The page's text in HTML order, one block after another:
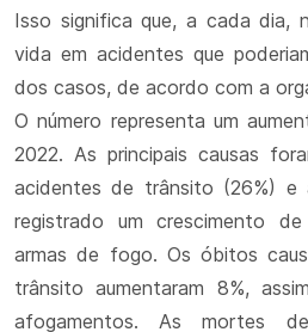
Isso significa que, a cada dia,
vida em acidentes que
dos casos, de acordo com a
O número representa um
2022. As principais causas
acidentes de trânsito (26%) e
registrado um crescimento
armas de fogo. Os óbitos
trânsito aumentaram 8%,
afogamentos. As mortes